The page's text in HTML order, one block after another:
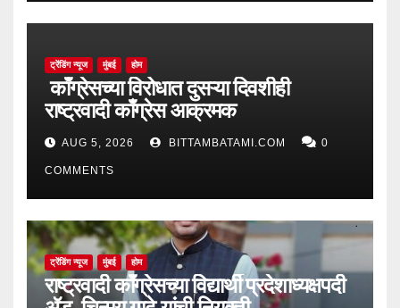
ट्रेंडिंग न्यूज मुंबई होम
काँग्रेसच्या विरोधात दुसऱ्या दिवशीही
राष्ट्रवादी काँग्रेस आक्रमक
AUG 5, 2026 BITTAMBATAMI.COM 0
COMMENTS
ट्रेंडिंग न्यूज मुंबई होम
राष्ट्रवादी काँग्रेसच्या विद्यार्थी प्रदेशाध्यक्षपदी